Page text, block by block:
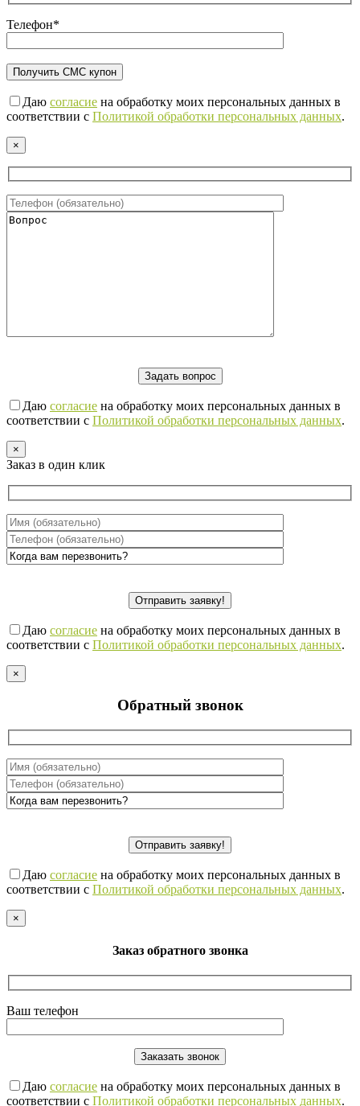
Телефон*
Даю согласие на обработку моих персональных данных в
соответствии с Политикой обработки персональных данных.
×
Даю согласие на обработку моих персональных данных в
соответствии с Политикой обработки персональных данных.
×
Заказ в один клик
Даю согласие на обработку моих персональных данных в
соответствии с Политикой обработки персональных данных.
×
Обратный звонок
Даю согласие на обработку моих персональных данных в
соответствии с Политикой обработки персональных данных.
×
Заказ обратного звонка
Ваш телефон
Даю согласие на обработку моих персональных данных в
соответствии с Политикой обработки персональных данных.